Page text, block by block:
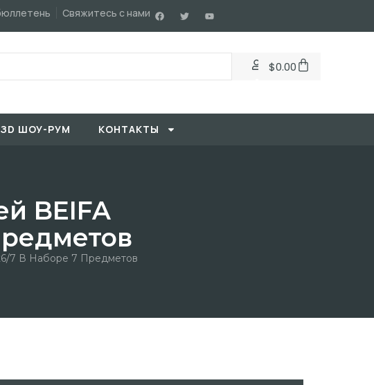
Свяжитесь с нами
$0.00
ЗD ШОУ-РУМ KОНТАКТЫ
BEIFA
7 В Наборе 7 Предметов